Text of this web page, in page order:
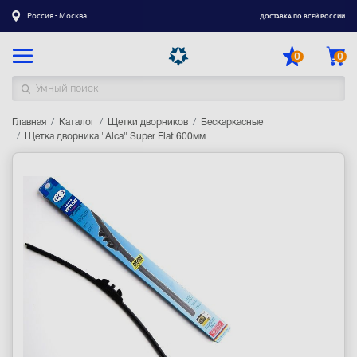
Россия - Москва ДОСТАВКА ПО ВСЕЙ РОССИИ
0 0
Каталог товаров
Доставка
Гарантия
Оптовым и корпоративным клиентам
Главная Каталог Щетки дворников
Бескаркасные
Щетка дворника "Alca" Super Flat 600мм